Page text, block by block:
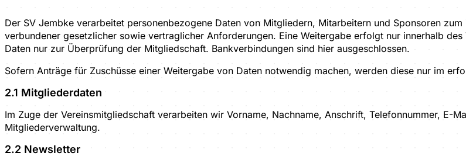
Der SV Jembke verarbeitet personenbezogene Daten von Mitgliedern, Mitarbeitern und Sponsoren
verbundener gesetzlicher sowie vertraglicher Anforderungen. Eine Weitergabe erfolgt nur innerhalb
Daten nur zur Überprüfung der Mitgliedschaft. Bankverbindungen sind hier ausgeschlossen.
Sofern Anträge für Zuschüsse einer Weitergabe von Daten notwendig machen, werden diese nur im
2.1 Mitgliederdaten
Im Zuge der Vereinsmitgliedschaft verarbeiten wir Vorname, Nachname, Anschrift, Telefonnummer, E-
Mitgliederverwaltung.
2.2 Newsletter